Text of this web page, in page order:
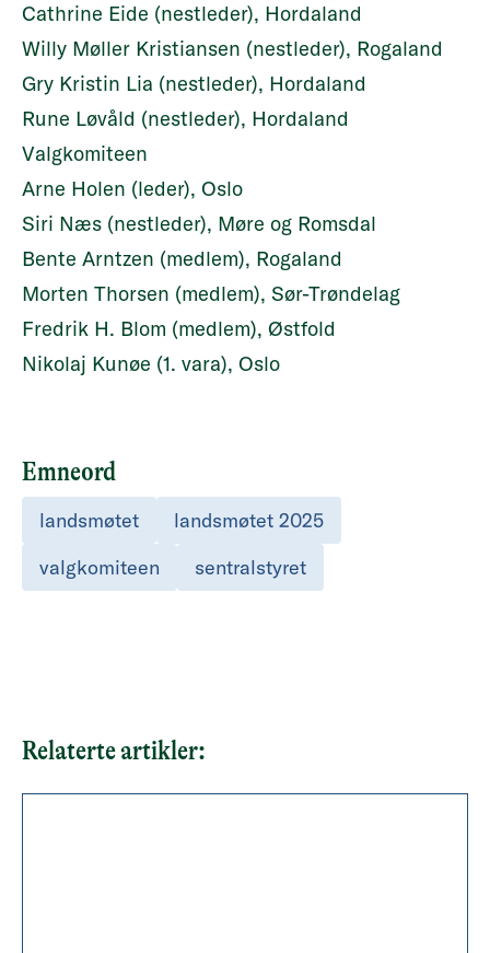
Cathrine Eide (nestleder), Hordaland
Willy Møller Kristiansen (nestleder), Rogaland
Gry Kristin Lia (nestleder), Hordaland
Rune Løvåld (nestleder), Hordaland
Valgkomiteen
Arne Holen (leder), Oslo
Siri Næs (nestleder), Møre og Romsdal
Bente Arntzen (medlem), Rogaland
Morten Thorsen (medlem), Sør-Trøndelag
Fredrik H. Blom (medlem), Østfold
Nikolaj Kunøe (1. vara), Oslo
Emneord
landsmøtet
landsmøtet 2025
valgkomiteen
sentralstyret
Relaterte artikler: